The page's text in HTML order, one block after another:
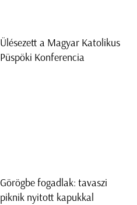
Ülésezett a Magyar Katolikus
Püspöki Konferencia
Görögbe fogadlak: tavaszi
piknik nyitott kapukkal